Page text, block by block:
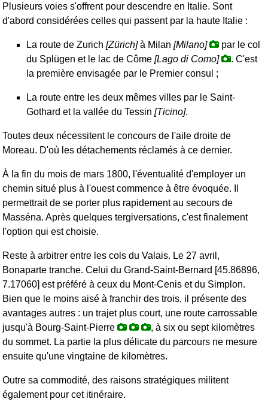
Plusieurs voies s'offrent pour descendre en Italie. Sont
d'abord considérées celles qui passent par la haute Italie :
La route de Zurich [Zürich]à Milan [Milano]
par le col
du Splügen et le lac de Côme [Lago di Como]
. C'est
la première envisagée par le Premier consul ;
La route entre les deux mêmes villes par le Saint-
Gothard et la vallée du Tessin [Ticino].
Toutes deux nécessitent le concours de l'aile droite de
Moreau. D'où les détachements réclamés à ce dernier.
À la fin du mois de mars 1800, l'éventualité d'employer un
chemin situé plus à l'ouest commence à être évoquée. Il
permettrait de se porter plus rapidement au secours de
Masséna. Après quelques tergiversations, c'est finalement
l'option qui est choisie.
Reste à arbitrer entre les cols du Valais. Le 27 avril,
Bonaparte tranche. Celui du Grand-Saint-Bernard [45.86896,
7.17060] est préféré à ceux du Mont-Cenis et du Simplon.
Bien que le moins aisé à franchir des trois, il présente des
avantages autres : un trajet plus court, une route carrossable
jusqu'à Bourg-Saint-Pierre
, à six ou sept kilomètres
du sommet. La partie la plus délicate du parcours ne mesure
ensuite qu'une vingtaine de kilomètres.
Outre sa commodité, des raisons stratégiques militent
également pour cet itinéraire.